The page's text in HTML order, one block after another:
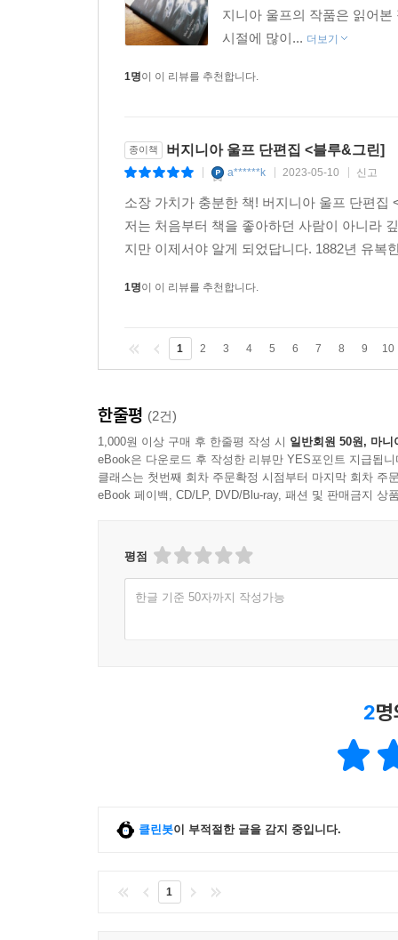
지니아 울프의 작품은 읽어
시절에 많이... 더보기
1명이 이 리뷰를 추천합니다.
종이책 버지니아 울프 단편집 <블루&그린]
a******k 2023-05-10 신고
소장 가치가 충분한 책! 버지니아 울프 단편
저는 처음부터 책을 좋아하던 사람이 아니라
지만 이제서야 알게 되었답니다. 1882년 유복
1명이 이 리뷰를 추천합니다.
1 2 3 4 5 6 7 8 9 10
한줄평 (2건)
1,000원 이상 구매 후 한줄평 작성 시 일반회원 50원, 마니
eBook은 다운로드 후 작성한 리뷰만 YES포인트 지급됩니
클래스는 첫번째 회차 주문확정 시점부터 마지막 회차 주
eBook 페이백, CD/LP, DVD/Blu-ray, 패션 및 판매금지 상
평점
한글 기준 50자까지 작성가능
2
클린봇이 부적절한 글을 감지 중입니다.
1